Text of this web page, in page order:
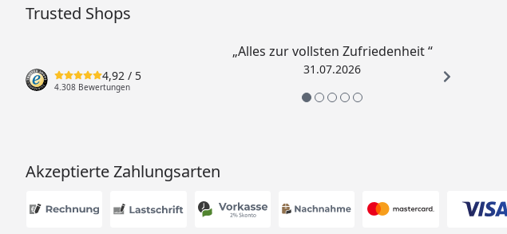
Trusted Shops
4,92 / 5
4.308 Bewertungen
„Alles zur vollsten Zufriedenheit “
31.07.2026
Akzeptierte Zahlungsarten